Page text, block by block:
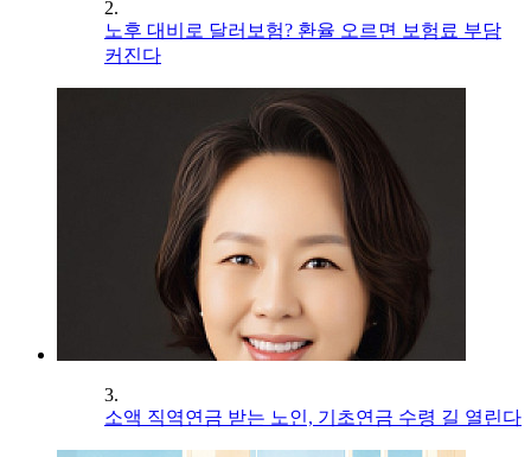
2.
노후 대비로 달러보험? 환율 오르면 보험료 부담
커진다
3.
소액 직역연금 받는 노인, 기초연금 수령 길 열린다